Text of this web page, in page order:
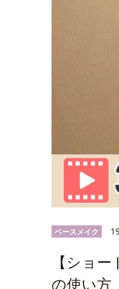
ベースメイク
【ショ
の使い方